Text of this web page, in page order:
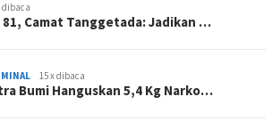
dibaca
81, Camat Tanggetada: Jadikan …
15 x dibaca
Bumi Hanguskan 5,4 Kg Narko…